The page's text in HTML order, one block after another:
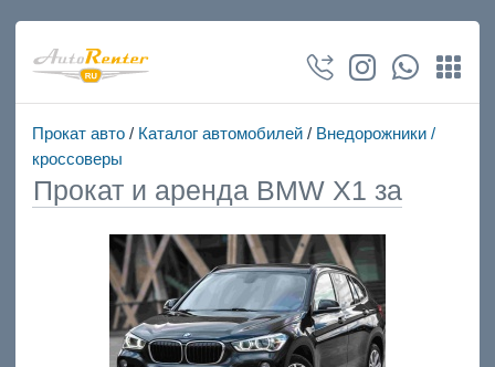
Прокат авто/ Каталог автомобилей/ Внедорожники /
кроссоверы
Прокат и аренда BMW X1 за